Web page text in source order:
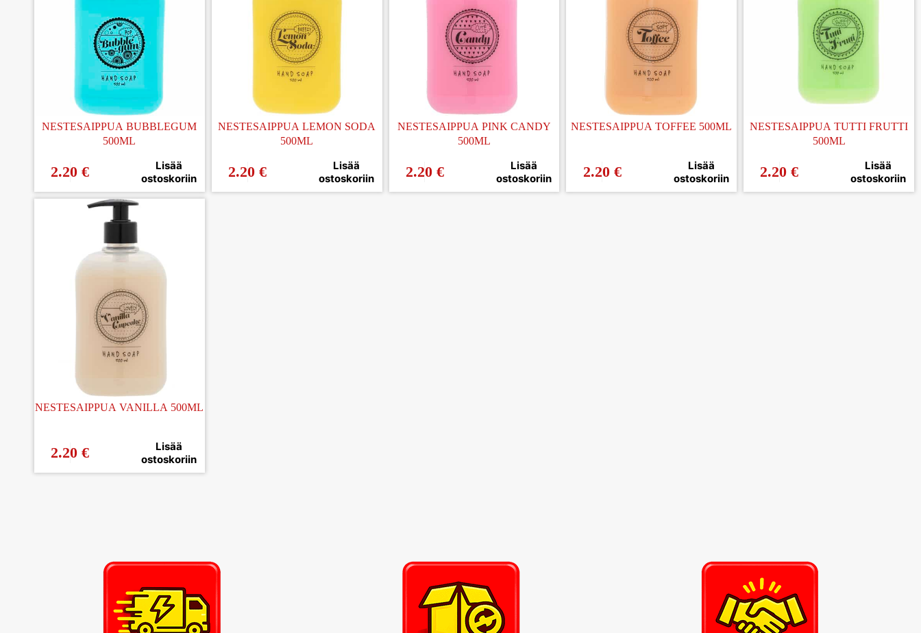
NESTESAIPPUA BUBBLEGUM
500ML
2.20€
Lisää
ostoskoriin
NESTESAIPPUA LEMON SODA
500ML
2.20 €
Lisää
ostoskoriin
NESTESAIPPUA PINK CANDY
500ML
2.20 €
Lisää
ostoskoriin
NESTESAIPPUA TOFFEE 500ML
2.20 €
Lisää
ostoskoriin
NESTESAIPPUA TUTTI FRUTTI
500ML
2.20€
Lisää
ostoskoriin
NESTESAIPPUA VANILLA 500ML
2.20€
Lisää
ostoskoriin